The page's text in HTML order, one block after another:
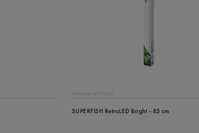
Référence : A4020445
SUPERFISH RetroLED Bright - 85 cm